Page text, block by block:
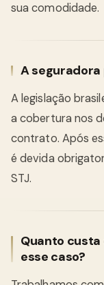
sua comodidade.
A seguradora
A legislação
a cobertura nos
contrato. Após
é devida
STJ.
Quanto
esse caso?